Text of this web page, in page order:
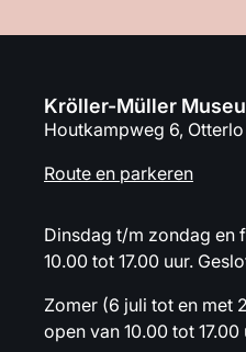
Kröller-Müller
Houtkampweg 6, Otterlo
Route en parkeren
Dinsdag t/m zondag en
10.00 tot 17.00 uur.
Zomer (6 juli tot en met
open van 10.00 tot 17.00